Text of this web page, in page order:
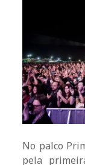
No palco
pela